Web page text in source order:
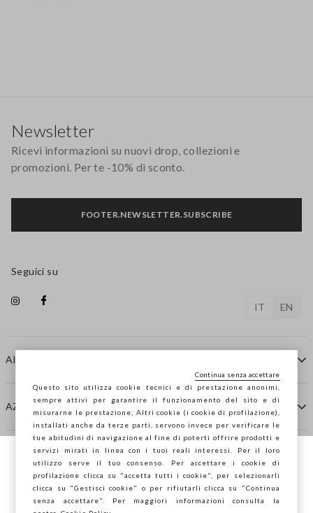
AIUTO
AZIENDA
CONTATTI
STEFANEL LOUNGE
Newsletter
Ricevi informazioni su nuovi drop, collezioni e
promozioni. Per te -10% di sconto.
FOOTER.NEWSLETTER.SUBSCRIBE
Seguici su
IT EN
Stai navigando su STEFANEL Italia, vuoi
salvare la tua posizione?
Questo sito utilizza cookie tecnici e di prestazione anonimi,
sempre attivi per garantire il funzionamento del sito e di
misurarne le prestazione; Altri cookie (i cookie di profilazione),
installati anche da terze parti, servono invece per verificare le
tue abitudini di navigazione al fine di poterti offrire prodotti e
servizi mirati in linea con i tuoi reali interessi. Per il loro
utilizzo serve il tuo consenso. Per accettare i cookie di
profilazione clicca su "accetta tutti i cookie", per selezionarli
clicca su "Gestisci cookie" o per rifiutarli clicca su "Continua
senza accettare". Per maggiori informazioni consulta la
Continua senza accettare